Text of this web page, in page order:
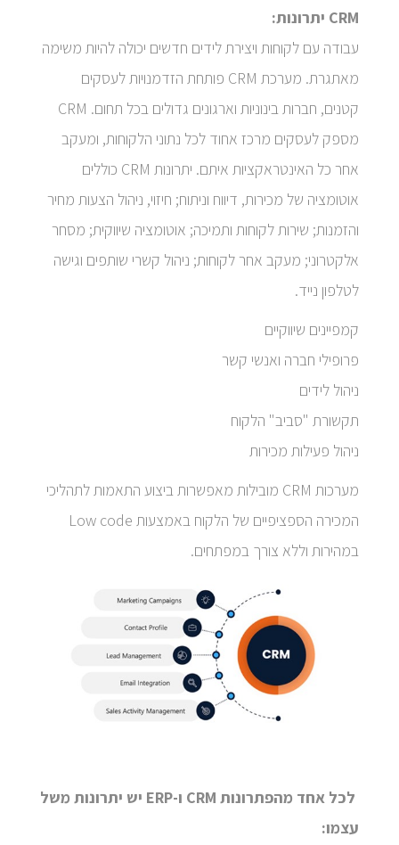
CRM יתרונות:
עבודה עם לקוחות ויצירת לידים חדשים יכולה להיות משימה
מאתגרת. מערכת CRM פותחת הזדמנויות לעסקים
קטנים, חברות בינוניות וארגונים גדולים בכל תחום. CRM
מספק לעסקים מרכז אחוד לכל נתוני הלקוחות, ומעקב
אחר כל האינטראקציות איתם. יתרונות CRM כוללים
אוטומציה של מכירות, דיווח וניתוח; חיזוי, ניהול הצעות מחיר
והזמנות; שירות לקוחות ותמיכה; אוטומציה שיווקית; מסחר
אלקטרוני; מעקב אחר לקוחות; ניהול קשרי שותפים וגישה
לטלפון נייד.
קמפיינים שיווקיים
פרופילי חברה ואנשי קשר
ניהול לידים
תקשורת "סביב" הלקוח
ניהול פעילות מכירות
מערכות CRM מובילות מאפשרות ביצוע התאמות לתהליכי
המכירה הספציפיים של הלקוח באמצעות Low code
במהירות וללא צורך במפתחים.
לכל אחד מהפתרונות CRM ו-ERP יש יתרונות משל
עצמו: